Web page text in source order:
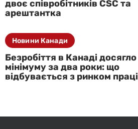
двоє співробітників CSC та
арештантка
Безробіття в Канаді досягло
мінімуму за два роки: що
відбувається з ринком праці
Новини Канади